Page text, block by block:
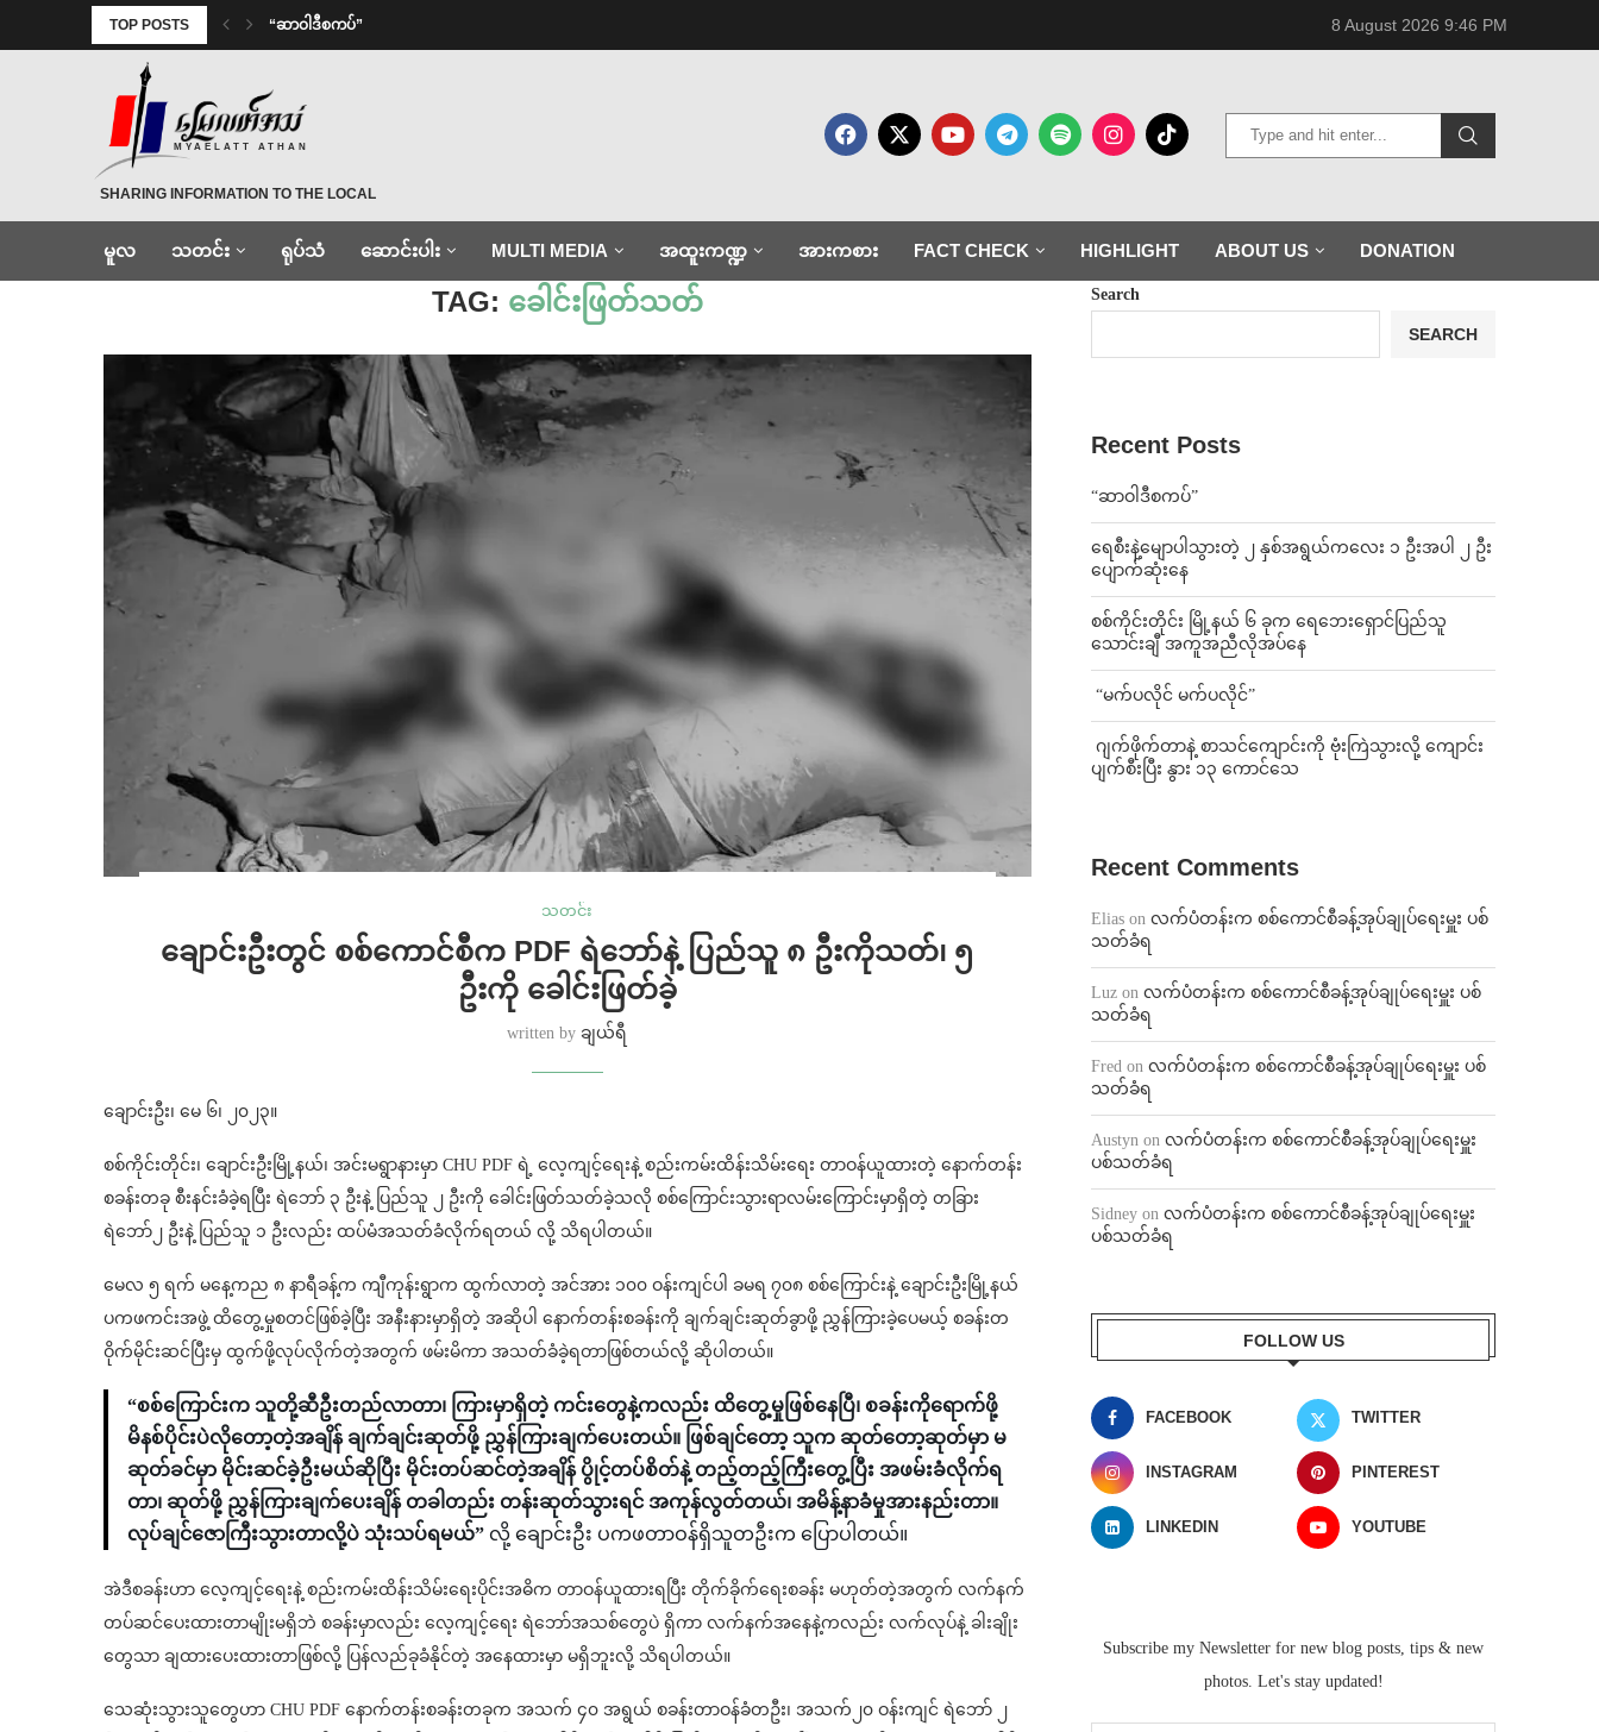
TOP POSTS “ဆာဝါဒီစကပ်” 8 August 2026 9:46 PM
MYAELATT ATHAN
SHARING INFORMATION TO THE LOCAL
မူလ သတင်း ရုပ်သံ ဆောင်းပါး MULTI MEDIA အထူးကဏ္ဍ အားကစား FACT CHECK HIGHLIGHT ABOUT US DONATION
Home ခေါင်းဖြတ်သတ်
TAG: ခေါင်းဖြတ်သတ်
သတင်း
ချောင်းဦးတွင် စစ်ကောင်စီက PDF ရဲဘော်နဲ့ ပြည်သူ ၈ ဦးကိုသတ်၊ ၅
ဦးကို ခေါင်းဖြတ်ခဲ့
written by ချယ်ရီ
ချောင်းဦး၊ မေ ၆၊ ၂၀၂၃။
စစ်ကိုင်းတိုင်း၊ ချောင်းဦးမြို့နယ်၊ အင်းမရွာနားမှာ CHU PDF ရဲ့ လေ့ကျင့်ရေးနဲ့ စည်းကမ်းထိန်းသိမ်းရေး တာဝန်ယူထားတဲ့ နောက်တန်း
စခန်းတခု စီးနင်းခံခဲ့ရပြီး ရဲဘော် ၃ ဦးနဲ့ ပြည်သူ ၂ ဦးကို ခေါင်းဖြတ်သတ်ခဲ့သလို စစ်ကြောင်းသွားရာလမ်းကြောင်းမှာရှိတဲ့ တခြား
ရဲဘော်၂ ဦးနဲ့ ပြည်သူ ၁ ဦးလည်း ထပ်မံအသတ်ခံလိုက်ရတယ် လို့ သိရပါတယ်။
မေလ ၅ ရက် မနေ့ကည ၈ နာရီခန့်က ကျီကုန်းရွာက ထွက်လာတဲ့ အင်အား ၁၀၀ ဝန်းကျင်ပါ ခမရ ၇၀၈ စစ်ကြောင်းနဲ့ ချောင်းဦးမြို့နယ်
ပကဖကင်း‌အဖွဲ့ ထိတွေ့မှုစတင်ဖြစ်ခဲ့ပြီး အနီးနားမှာရှိတဲ့ အဆိုပါ နောက်တန်းစခန်းကို ချက်ချင်းဆုတ်ခွာဖို့ ညွှန်ကြားခဲ့ပေမယ့် စခန်းတ
ဝိုက်မိုင်းဆင်ပြီးမှ ထွက်ဖို့လုပ်လိုက်တဲ့အတွက် ဖမ်းမိကာ အသတ်ခံခဲ့ရတာဖြစ်တယ်လို့ ဆိုပါတယ်။
“စစ်ကြောင်းက သူတို့ဆီဦးတည်လာတာ၊ ကြားမှာရှိတဲ့ ကင်းတွေနဲ့ကလည်း ထိတွေ့မှုဖြစ်နေပြီ၊ စခန်းကိုရောက်ဖို့
မိနစ်ပိုင်းပဲလိုတော့တဲ့အချိန် ချက်ချင်းဆုတ်ဖို့ ညွှန်ကြားချက်ပေးတယ်။ ဖြစ်ချင်တော့ သူက ဆုတ်တော့ဆုတ်မှာ မ
ဆုတ်ခင်မှာ မိုင်းဆင်ခဲ့ဦးမယ်ဆိုပြီး မိုင်းတပ်ဆင်တဲ့အချိန် ပွိုင့်တပ်စိတ်နဲ့ တည့်တည့်ကြီးတွေ့ပြီး အဖမ်းခံလိုက်ရ
တာ၊ ဆုတ်ဖို့ ညွှန်ကြားချက်ပေးချိန် တခါတည်း တန်းဆုတ်သွားရင် အကုန်လွတ်တယ်၊ အမိန့်နာခံမှုအားနည်းတာ။
လုပ်ချင်ဇောကြီးသွားတာလို့ပဲ သုံးသပ်ရမယ်” လို့ ချောင်းဦး ပကဖတာဝန်ရှိသူတဦးက ပြောပါတယ်။
အဲဒီစခန်းဟာ လေ့ကျင့်ရေးနဲ့ စည်းကမ်းထိန်းသိမ်းရေးပိုင်းအဓိက တာဝန်ယူထားရပြီး တိုက်ခိုက်ရေးစခန်း မဟုတ်တဲ့အတွက် လက်နက်
တပ်ဆင်ပေးထားတာမျိုးမရှိဘဲ စခန်းမှာလည်း လေ့ကျင့်ရေး ရဲဘော်အသစ်တွေပဲ ရှိကာ လက်နက်အနေနဲ့ကလည်း လက်လုပ်နဲ့ ခါးချိုး
တွေသာ ချထားပေးထားတာဖြစ်လို့ ပြန်လည်ခုခံနိုင်တဲ့ အနေထားမှာ မရှိဘူးလို့ သိရပါတယ်။
သေဆုံးသွားသူတွေဟာ CHU PDF နောက်တန်းစခန်းတခုက အသက် ၄၀ အရွယ် စခန်းတာဝန်ခံတဦး၊ အသက်၂၀ ဝန်းကျင် ရဲဘော် ၂
Search
SEARCH
Recent Posts
“ဆာဝါဒီစကပ်”
ရေစီးနဲ့မျောပါသွားတဲ့ ၂ နှစ်အရွယ်ကလေး ၁ ဦးအပါ ၂ ဦး
ပျောက်ဆုံးနေ
စစ်ကိုင်းတိုင်း မြို့နယ် ၆ ခုက ရေဘေးရှောင်ပြည်သူ
သောင်းချီ အကူအညီလိုအပ်နေ
⁨ ⁨“မက်ပလိုင် မက်ပလိုင်”
⁨⁩ ⁨ဂျက်ဖိုက်တာနဲ့ စာသင်ကျောင်းကို ဗုံးကြဲသွားလို့ ကျောင်း
ပျက်စီးပြီး နွား ၁၃ ကောင်သေ
Recent Comments
Elias on လက်ပံတန်းက စစ်ကောင်စီခန့်အုပ်ချုပ်ရေးမှူး ပစ်
သတ်ခံရ
Luz on လက်ပံတန်းက စစ်ကောင်စီခန့်အုပ်ချုပ်ရေးမှူး ပစ်
သတ်ခံရ
Fred on လက်ပံတန်းက စစ်ကောင်စီခန့်အုပ်ချုပ်ရေးမှူး ပစ်
သတ်ခံရ
Austyn on လက်ပံတန်းက စစ်ကောင်စီခန့်အုပ်ချုပ်ရေးမှူး
ပစ်သတ်ခံရ
Sidney on လက်ပံတန်းက စစ်ကောင်စီခန့်အုပ်ချုပ်ရေးမှူး
ပစ်သတ်ခံရ
FOLLOW US
FACEBOOK TWITTER
INSTAGRAM PINTEREST
LINKEDIN YOUTUBE
Subscribe my Newsletter for new blog posts, tips & new
photos. Let's stay updated!